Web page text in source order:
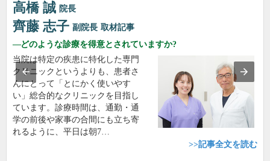
高橋 誠 院長
齊藤 志子 副院長 取材記事
どのような診療を得意とされていますか?
当院は特定の疾患に特化した専門
クリニックというよりも、患者さ
んにとって「とにかく使いやす
い」総合的なクリニックを目指し
ています。診療時間は、通勤・通
学の前後や家事の合間にも立ち寄
れるように、平日は朝7…
>>記事全文を読む